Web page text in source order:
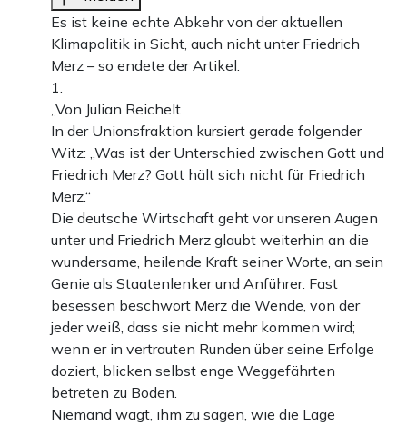
Es ist keine echte Abkehr von der aktuellen
Klimapolitik in Sicht, auch nicht unter Friedrich
Merz – so endete der Artikel.
1.
„Von Julian Reichelt
In der Unionsfraktion kursiert gerade folgender
Witz: „Was ist der Unterschied zwischen Gott und
Friedrich Merz? Gott hält sich nicht für Friedrich
Merz.“
Die deutsche Wirtschaft geht vor unseren Augen
unter und Friedrich Merz glaubt weiterhin an die
wundersame, heilende Kraft seiner Worte, an sein
Genie als Staatenlenker und Anführer. Fast
besessen beschwört Merz die Wende, von der
jeder weiß, dass sie nicht mehr kommen wird;
wenn er in vertrauten Runden über seine Erfolge
doziert, blicken selbst enge Weggefährten
betreten zu Boden.
Niemand wagt, ihm zu sagen, wie die Lage